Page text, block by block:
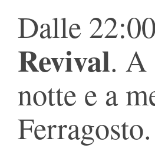
Dalle
Revival. A
notte e a
Ferragosto.